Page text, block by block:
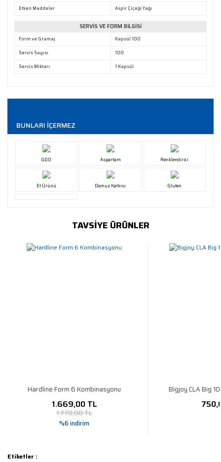
Etken Maddeler
Aspir Çiçeği Yağı
SERVİS VE FORM BİLGİSİ
Form ve Gramaj
Kapsül 100
Servis Sayısı
100
Servis Miktarı
1 Kapsül
BUNLARI İÇERMEZ
GDO Aspartam Renklendirici
Et Ürünü Domuz Katkısı Gluten
TAVSİYE ÜRÜNLER
Hardline Form 6 Kombinasyonu
1.669,00 TL
1.778,00 TL
%6 indirim
Bigjoy CLA Big
Etiketler :